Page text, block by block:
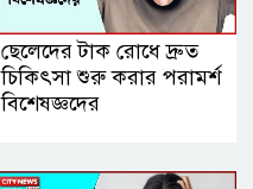
ছেলেদের টাক রোধে দ্রুত
চিকিৎসা শুরু করার পরামর্শ
বিশেষজ্ঞদের